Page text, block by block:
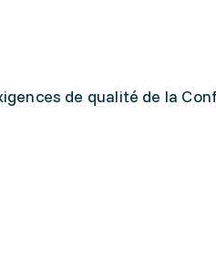
de qualité de la